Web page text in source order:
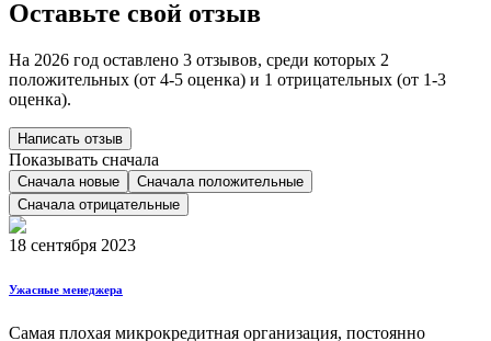
Оставьте свой отзыв
На 2026 год оставлено 3 отзывов, среди которых 2
положительных (от 4-5 оценка) и 1 отрицательных (от 1-3
оценка).
Написать отзыв
Показывать сначала
Сначала новые
Сначала положительные
Сначала отрицательные
18 сентября 2023
Ужасные менеджера
Самая плохая микрокредитная организация, постоянно